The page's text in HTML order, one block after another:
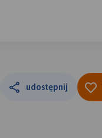
udostępnij